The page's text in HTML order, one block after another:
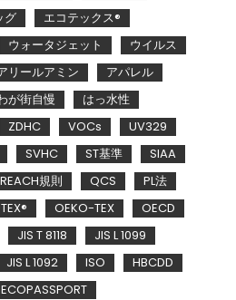
グ
エコテックス®
ウォータジェット
ウイルス
リールアミン
アパレル
が街自慢
はっ水性
ZDHC VOCs
UV329
SVHC ST基準
SIAA
REACH規則 QCS
PL法
OEKO-TEX
OECD
JIS T 8118
JIS L 1099
JIS L 1092 ISO
HBCDD
ECOPASSPORT